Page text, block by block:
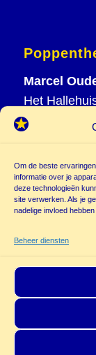
Om de beste
informatie over je
deze technologieën
site verwerken. Als je
nadelige invloed
Beheer diensten
Marcel
Het
3823 VH
M 06 20 26
info@
© Copyright -